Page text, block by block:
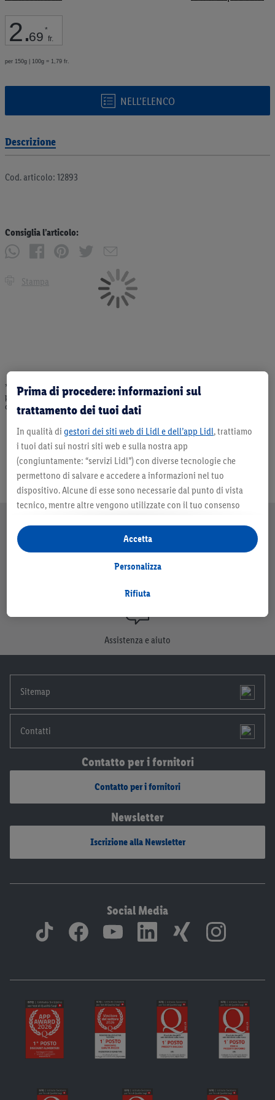
2.69 *
fr.
per 150g | 100g = 1,79 fr.
NELL’ELENCO
di
immagini
Descrizione
Cod. articolo: 12893
Consiglia l’articolo:
Stampa
* Offerta valida fino ad esaurimento scorte. Tutti i prezzi senza decorazioni. I
prodotti qui reclamizzati, soprattutto quelli non-food, non fanno sempre parte
dell’assortimento. Ill. dimostrativa.
Azienda Lavoro
Assistenza e aiuto
Sitemap
Contatti
Contatto per i fornitori
Contatto per i fornitori
Newsletter
Iscrizione alla Newsletter
Social Media
Prima di procedere: informazioni sul
trattamento dei tuoi dati
In qualità di gestori dei siti web di Lidl e dell’app Lidl, trattiamo
i tuoi dati sui nostri siti web e sulla nostra app
(congiuntamente: “servizi Lidl”) con diverse tecnologie che
permettono di salvare e accedere a informazioni nel tuo
dispositivo. Alcune di esse sono necessarie dal punto di vista
tecnico, mentre altre vengono utilizzate con il tuo consenso
statistiche o per realizzare pubblicità personalizzate all’interno
e all’esterno dei servizi Lidl. Se partecipi al programma Lidl Plus,
per tali finalità vengono trattati anche dati riguardanti il tuo
Selezionando “Personalizza” puoi consentire solo alcune
Cliccando su “Rifiuta” puoi consentire solo l’impiego di
tecnologie necessarie. Cliccando su “Accetta” acconsenti a tutti
informazioni, anche in relazione al periodo di conservazione
dei dati e al tuo diritto di revocare il consenso in qualsiasi
momento con effetto per il futuro.
Rifiuta
Personalizza
Accetta